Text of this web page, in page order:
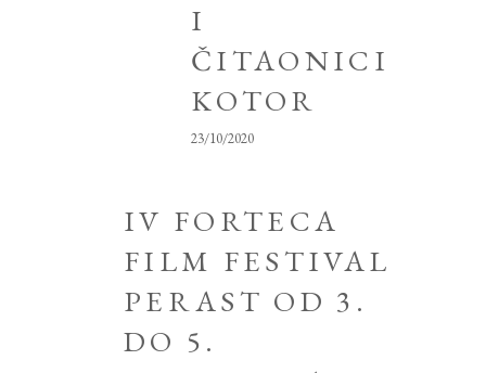
I
ČITAONICI
KOTOR
23/10/2020
IV FORTECA
FILM FESTIVAL
PERAST OD 3.
DO 5.